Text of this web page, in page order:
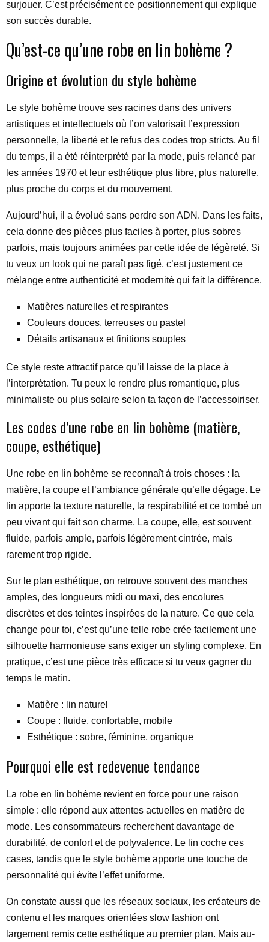
surjouer. C’est précisément ce positionnement qui explique
son succès durable.
Qu’est-ce qu’une robe en lin bohème ?
Origine et évolution du style bohème
Le style bohème trouve ses racines dans des univers
artistiques et intellectuels où l’on valorisait l’expression
personnelle, la liberté et le refus des codes trop stricts. Au fil
du temps, il a été réinterprété par la mode, puis relancé par
les années 1970 et leur esthétique plus libre, plus naturelle,
plus proche du corps et du mouvement.
Aujourd’hui, il a évolué sans perdre son ADN. Dans les faits,
cela donne des pièces plus faciles à porter, plus sobres
parfois, mais toujours animées par cette idée de légèreté. Si
tu veux un look qui ne paraît pas figé, c’est justement ce
mélange entre authenticité et modernité qui fait la différence.
Matières naturelles et respirantes
Couleurs douces, terreuses ou pastel
Détails artisanaux et finitions souples
Ce style reste attractif parce qu’il laisse de la place à
l’interprétation. Tu peux le rendre plus romantique, plus
minimaliste ou plus solaire selon ta façon de l’accessoiriser.
Les codes d’une robe en lin bohème (matière,
coupe, esthétique)
Une robe en lin bohème se reconnaît à trois choses : la
matière, la coupe et l’ambiance générale qu’elle dégage. Le
lin apporte la texture naturelle, la respirabilité et ce tombé un
peu vivant qui fait son charme. La coupe, elle, est souvent
fluide, parfois ample, parfois légèrement cintrée, mais
rarement trop rigide.
Sur le plan esthétique, on retrouve souvent des manches
amples, des longueurs midi ou maxi, des encolures
discrètes et des teintes inspirées de la nature. Ce que cela
change pour toi, c’est qu’une telle robe crée facilement une
silhouette harmonieuse sans exiger un styling complexe. En
pratique, c’est une pièce très efficace si tu veux gagner du
temps le matin.
Matière : lin naturel
Coupe : fluide, confortable, mobile
Esthétique : sobre, féminine, organique
Pourquoi elle est redevenue tendance
La robe en lin bohème revient en force pour une raison
simple : elle répond aux attentes actuelles en matière de
mode. Les consommateurs recherchent davantage de
durabilité, de confort et de polyvalence. Le lin coche ces
cases, tandis que le style bohème apporte une touche de
personnalité qui évite l’effet uniforme.
On constate aussi que les réseaux sociaux, les créateurs de
contenu et les marques orientées slow fashion ont
largement remis cette esthétique au premier plan. Mais au-